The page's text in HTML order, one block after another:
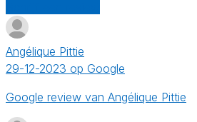
Angélique Pittie
29-12-2023 op Google
Google review van Angélique Pittie